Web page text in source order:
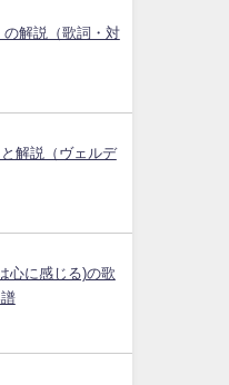
の解説（歌詞・対
解説（ヴェルデ
心に感じる)の歌